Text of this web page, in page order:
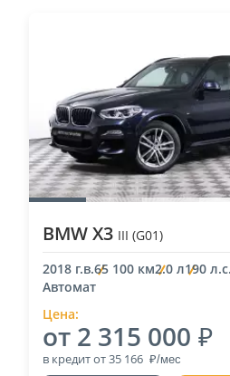
BMW X3 III (G01)
2018 г.в.65 100 км2.0 л190 л.с.
Автомат
Цена:
от 2 315 000
в кредитот 35 166